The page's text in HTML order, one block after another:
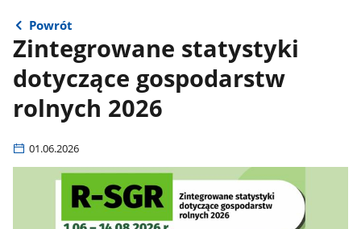
Powrót
Zintegrowane statystyki
dotyczące gospodarstw
rolnych 2026
01.06.2026